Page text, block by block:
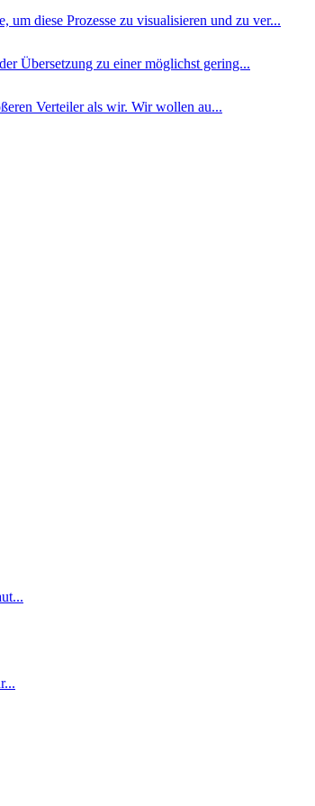
diese Prozesse zu visualisieren und zu ver...
Übersetzung zu einer möglichst gering...
Verteiler als wir. Wir wollen au...